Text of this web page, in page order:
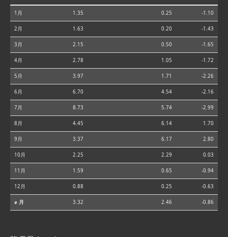
1月 1.35 0.25 -1.10
2月 1.63 0.20 -1.43
3月 2.15 0.50 -1.65
4月 2.78 1.05 -1.72
5月 3.97 1.71 -2.26
6月 6.70 4.54 -2.16
7月 8.73 5.74 -2.99
8月 4.45 6.14 1.70
9月 3.37 6.17 2.80
10月 2.25 2.29 0.03
11月 1.59 0.65 -0.94
12月 0.88 0.25 -0.63
⌀ 月 3.32 2.46 -0.86